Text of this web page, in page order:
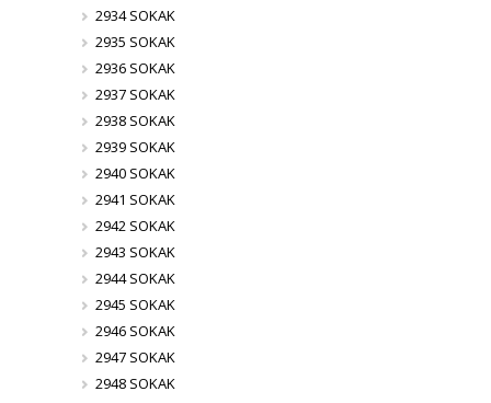
2934 SOKAK
2935 SOKAK
2936 SOKAK
2937 SOKAK
2938 SOKAK
2939 SOKAK
2940 SOKAK
2941 SOKAK
2942 SOKAK
2943 SOKAK
2944 SOKAK
2945 SOKAK
2946 SOKAK
2947 SOKAK
2948 SOKAK